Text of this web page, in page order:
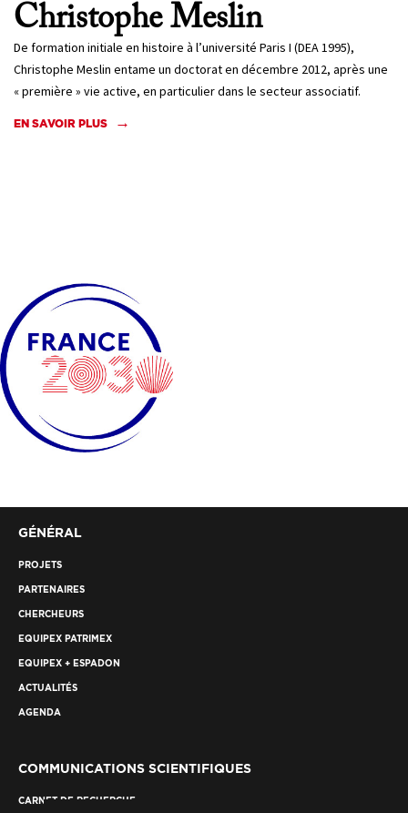
ChristopheMeslin
De formation initiale en histoire à l’université Paris I (DEA 1995),
Christophe Meslin entame un doctorat en décembre 2012, après une
« première » vie active, en particulier dans le secteur associatif.
EN SAVOIR PLUS
GÉNÉRAL
PROJETS
PARTENAIRES
CHERCHEURS
EQUIPEX PATRIMEX
EQUIPEX + ESPADON
ACTUALITÉS
AGENDA
COMMUNICATIONS SCIENTIFIQUES
CARNET DE RECHERCHE